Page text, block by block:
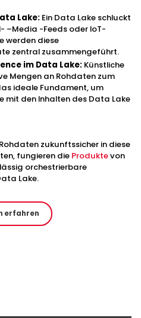
Lake: Ein Data Lake schluckt
–Media -Feeds oder IoT-
werden diese
zentral zusammengeführt.
im Data Lake: Künstliche
Mengen an Rohdaten zum
ideale Fundament, um
mit den Inhalten des Data Lake
zukunftssicher in diese
fungieren die Produktevon
orchestrierbare
Lake.
erfahren